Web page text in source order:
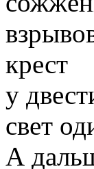
крест
у
свет
А